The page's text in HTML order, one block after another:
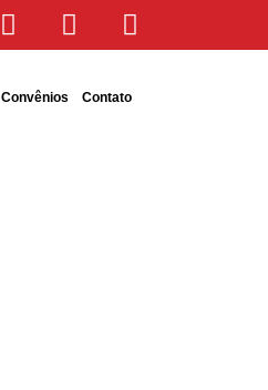
Convênios Contato